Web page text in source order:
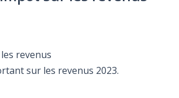
revenus
sur les revenus 2023.